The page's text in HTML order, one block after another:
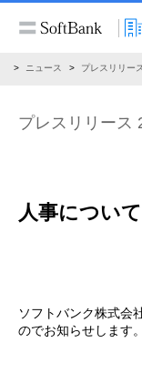
ニュース プレスリリース
プレスリリース
人事について
ソフトバンク株式会
のでお知らせします。